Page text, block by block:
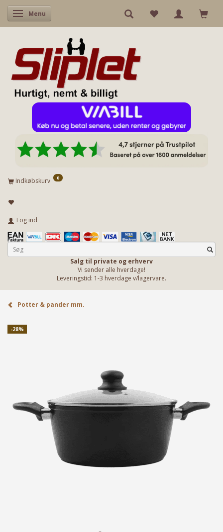
Skifte navigation
Menu
Indkøbskurv 0
Log ind
Salg til private og erhverv
Vi sender alle hverdage!
Leveringstid: 1-3 hverdage v/lagervare.
Potter & pander mm.
-28%